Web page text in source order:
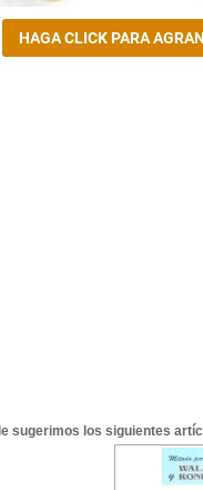
sugerimos los siguientes